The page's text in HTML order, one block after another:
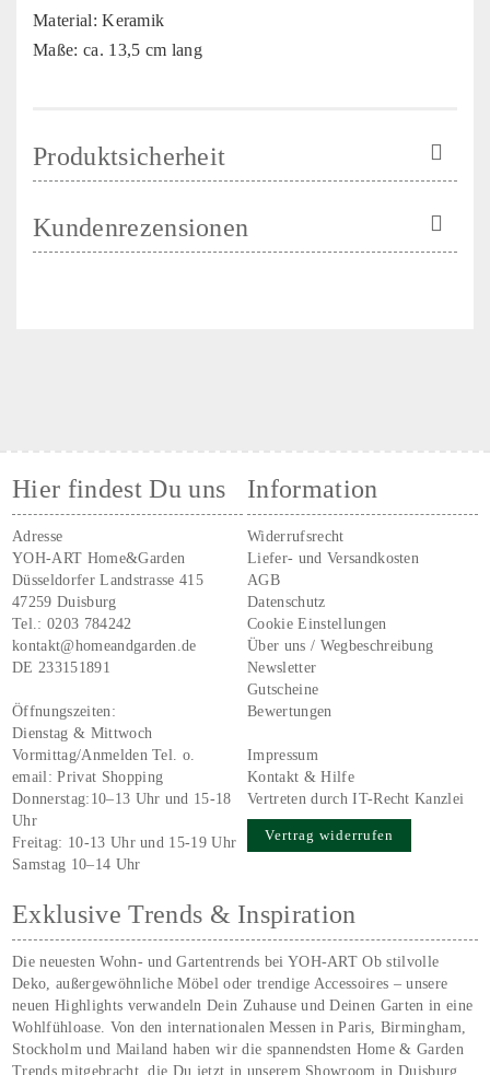
Material: Keramik
Maße: ca. 13,5 cm lang
Produktsicherheit
Kundenrezensionen
Hier findest Du uns
Adresse
YOH-ART Home&Garden
Düsseldorfer Landstrasse 415
47259 Duisburg
Tel.:0203 784242
kontakt@homeandgarden.de
DE 233151891
Öffnungszeiten:
Dienstag & Mittwoch
Vormittag/Anmelden Tel. o.
email:Privat Shopping
Donnerstag:10–13 Uhr und 15-18
Uhr
Freitag: 10-13 Uhr und 15-19 Uhr
Samstag 10–14 Uhr
Information
Widerrufsrecht
Liefer- und Versandkosten
AGB
Datenschutz
Cookie Einstellungen
Über uns / Wegbeschreibung
Newsletter
Gutscheine
Bewertungen
Impressum
Kontakt & Hilfe
Vertreten durch IT-Recht Kanzlei
Vertrag widerrufen
Exklusive Trends & Inspiration
Die neuesten Wohn- und Gartentrends bei YOH‑ART Ob stilvolle
Deko, außergewöhnliche Möbel oder trendige Accessoires – unsere
neuen Highlights verwandeln Dein Zuhause und Deinen Garten in eine
Wohlfühloase. Von den internationalen Messen in Paris, Birmingham,
Stockholm und Mailand haben wir die spannendsten Home & Garden
Trends mitgebracht, die Du jetzt in unserem Showroom in Duisburg